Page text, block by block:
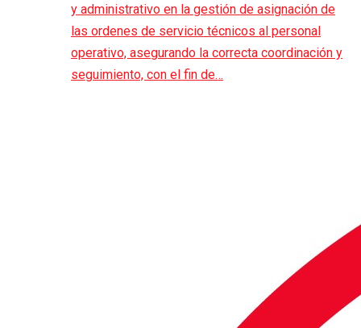
y administrativo en la gestión de asignación de
las ordenes de servicio técnicos al personal
operativo, asegurando la correcta coordinación y
seguimiento, con el fin de…